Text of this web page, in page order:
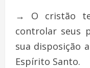
→ O cristão
controlar seus
sua disposição
Espírito Santo.